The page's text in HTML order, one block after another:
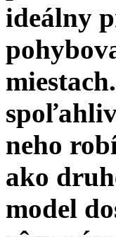
ideálny
neho
ako
model